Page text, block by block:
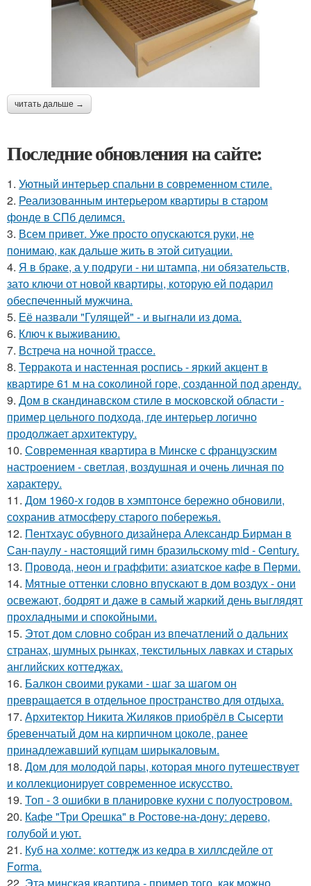
читать дальше →
Последние обновления на сайте:
1. Уютный интерьер спальни в современном стиле.
2. Реализованным интерьером квартиры в старом
фонде в СПб делимся.
3. Всем привет. Уже просто опускаются руки, не
понимаю, как дальше жить в этой ситуации.
4. Я в браке, а у подруги - ни штампа, ни обязательств,
зато ключи от новой квартиры, которую ей подарил
обеспеченный мужчина.
5. Её назвали "Гулящей" - и выгнали из дома.
6. Ключ к выживанию.
7. Встреча на ночной трассе.
8. Терракота и настенная роспись - яркий акцент в
квартире 61 м на соколиной горе, созданной под аренду.
9. Дом в скандинавском стиле в московской области -
пример цельного подхода, где интерьер логично
продолжает архитектуру.
10. Современная квартира в Минске с французским
настроением - светлая, воздушная и очень личная по
характеру.
11. Дом 1960-х годов в хэмптонсе бережно обновили,
сохранив атмосферу старого побережья.
12. Пентхаус обувного дизайнера Александр Бирман в
Сан-паулу - настоящий гимн бразильскому mid - Century.
13. Провода, неон и граффити: азиатское кафе в Перми.
14. Мятные оттенки словно впускают в дом воздух - они
освежают, бодрят и даже в самый жаркий день выглядят
прохладными и спокойными.
15. Этот дом словно собран из впечатлений о дальних
странах, шумных рынках, текстильных лавках и старых
английских коттеджах.
16. Балкон своими руками - шаг за шагом он
превращается в отдельное пространство для отдыха.
17. Архитектор Никита Жиляков приобрёл в Сысерти
бревенчатый дом на кирпичном цоколе, ранее
принадлежавший купцам ширыкаловым.
18. Дом для молодой пары, которая много путешествует
и коллекционирует современное искусство.
19. Топ - 3 ошибки в планировке кухни с полуостровом.
20. Кафе "Три Орешка" в Ростове-на-дону: дерево,
голубой и уют.
21. Куб на холме: коттедж из кедра в хиллсдейле от
Forma.